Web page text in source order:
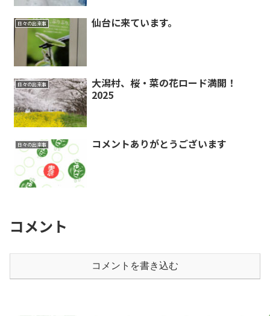
日々の出来事 仙台に来ています。
日々の出来事
大潟村、桜・菜の花ロード満開！
2025
日々の出来事 コメントありがとうございます
コメント
コメントを書き込む